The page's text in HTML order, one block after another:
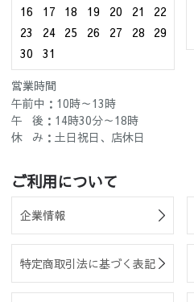
16
17 18 19 20 21
22
23
24 25 26 27 28
29
30
31
営業時間
午前中：10時～13時
午 後：14時30分～18時
休 み：土日祝日、店休日
ご利用について
企業情報
特定商取引法に基づく表記